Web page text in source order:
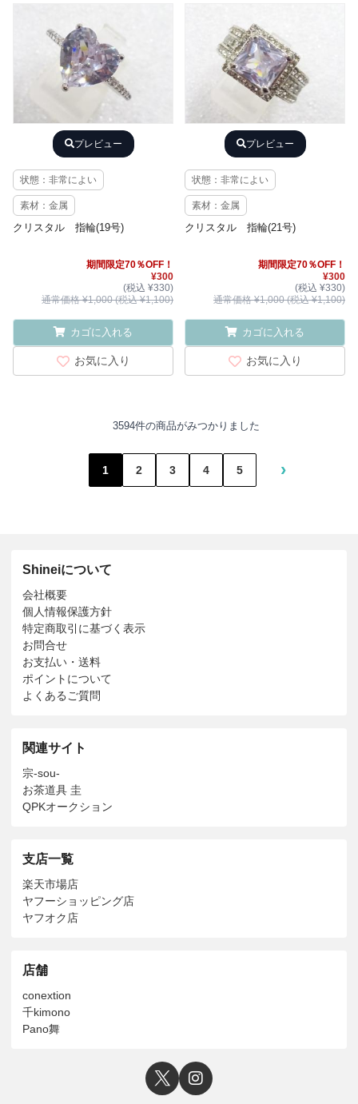
プレビュー
状態：非常によい
素材：金属
クリスタル 指輪(19号)
期間限定70％OFF！
¥300
(税込 ¥330)
通常価格 ¥1,000 (税込 ¥1,100)
カゴに入れる
お気に入り
プレビュー
状態：非常によい
素材：金属
クリスタル 指輪(21号)
期間限定70％OFF！
¥300
(税込 ¥330)
通常価格 ¥1,000 (税込 ¥1,100)
カゴに入れる
お気に入り
3594件の商品がみつかりました
1 2 3 4 5 ›
Shineiについて
会社概要
個人情報保護方針
特定商取引に基づく表示
お問合せ
お支払い・送料
ポイントについて
よくあるご質問
関連サイト
宗-sou-
お茶道具 圭
QPKオークション
支店一覧
楽天市場店
ヤフーショッピング店
ヤフオク店
店舗
conextion
千kimono
Pano舞